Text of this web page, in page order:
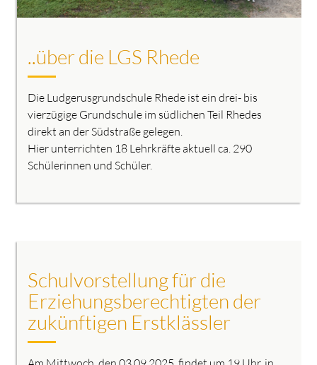
..über die LGS Rhede
Die Ludgerusgrundschule Rhede ist ein drei- bis
vierzügige Grundschule im südlichen Teil Rhedes
direkt an der Südstraße gelegen.
Hier unterrichten 18 Lehrkräfte aktuell ca. 290
Schülerinnen und Schüler.
Schulvorstellung für die
Erziehungsberechtigten der
zukünftigen Erstklässler